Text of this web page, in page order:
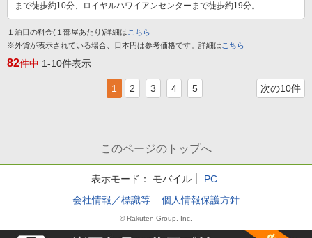
まで徒歩約10分、ロイヤルハワイアンセンターまで徒歩約19分。
１泊目の料金(１部屋あたり)詳細は こちら
※外貨が表示されている場合、日本円は参考価格です。詳細は こちら
82件中 1-10件表示
1 2 3 4 5 次の10件
このページのトップへ
表示モード： モバイル
PC
会社情報／標識等
個人情報保護方針
© Rakuten Group, Inc.